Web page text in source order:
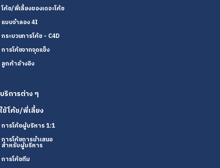
โค้ช/พี่เลี้ยงของเดอะโค้ช
แบบจำลอง 4I
กระบวนการโค้ช - C4D
การโค้ชจากจุดแข็ง
ลูกค้าอ้างอิง
บริการต่าง ๆ
ใช้โค้ช/พี่เลี้ยง
การโค้ชผู้บริหาร 1:1
การโค้ชการนำเสนอ
สำหรับผู้บริหาร
การโค้ชทีม